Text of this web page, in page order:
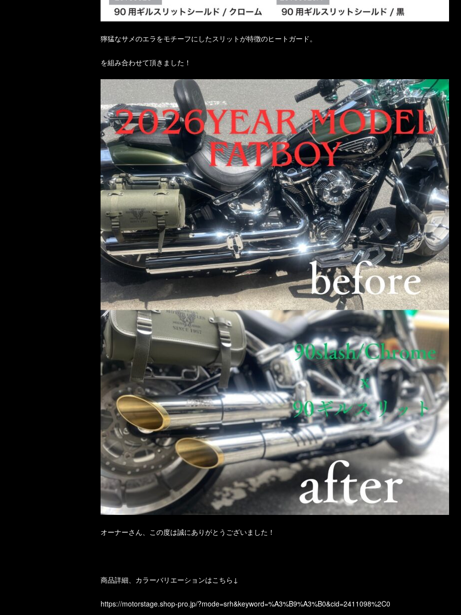
獰猛なサメのエラをモチーフにしたスリットが特徴のヒートガード。
を組み合わせて頂きました！
オーナーさん、この度は誠にありがとうございました！
商品詳細、カラーバリエーションはこちら↓
https://motorstage.shop-pro.jp/?mode=srh&keyword=%A3%B9%A3%B0&cid=2411098%2C0